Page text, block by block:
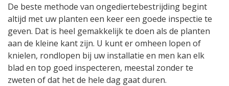
De beste methode van ongediertebestrijding begint
altijd met uw planten een keer een goede inspectie te
geven. Dat is heel gemakkelijk te doen als de planten
aan de kleine kant zijn. U kunt er omheen lopen of
knielen, rondlopen bij uw installatie en men kan elk
blad en top goed inspecteren, meestal zonder te
zweten of dat het de hele dag gaat duren.